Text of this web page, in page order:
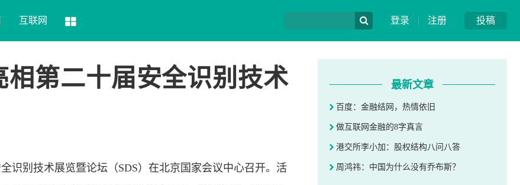
投稿
登录 | 注册
互联网
第二十届安全识别技术
识别技术展览暨论坛（SDS）在北京国家会议中心召开。活
最新文章
百度：金融结网，热情依旧
做互联网金融的8字真言
港交所李小加：股权结构八问八答
周鸿祎：中国为什么没有乔布斯？